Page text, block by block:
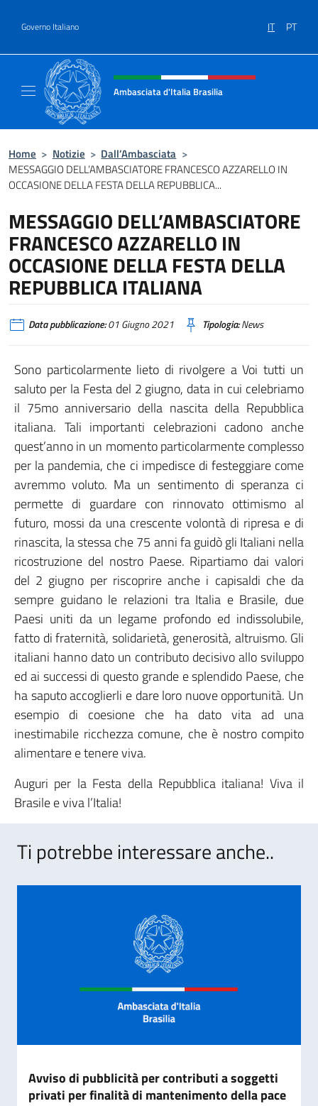
Governo Italiano IT PT
Intestazione sito, social e menù
Ambasciata d'Italia Brasilia
Home > Notizie > Dall’Ambasciata >
MESSAGGIO DELL’AMBASCIATORE FRANCESCO AZZARELLO IN
OCCASIONE DELLA FESTA DELLA REPUBBLICA...
MESSAGGIO DELL’AMBASCIATORE
FRANCESCO AZZARELLO IN
OCCASIONE DELLA FESTA DELLA
REPUBBLICA ITALIANA
Data pubblicazione:01 Giugno 2021 Tipologia:News
Sono particolarmente lieto di rivolgere a Voi tutti un
saluto per la Festa del 2 giugno, data in cui celebriamo
il 75mo anniversario della nascita della Repubblica
italiana. Tali importanti celebrazioni cadono anche
quest’anno in un momento particolarmente complesso
per la pandemia, che ci impedisce di festeggiare come
avremmo voluto. Ma un sentimento di speranza ci
permette di guardare con rinnovato ottimismo al
futuro, mossi da una crescente volontà di ripresa e di
rinascita, la stessa che 75 anni fa guidò gli Italiani nella
ricostruzione del nostro Paese. Ripartiamo dai valori
del 2 giugno per riscoprire anche i capisaldi che da
sempre guidano le relazioni tra Italia e Brasile, due
Paesi uniti da un legame profondo ed indissolubile,
fatto di fraternità, solidarietà, generosità, altruismo. Gli
italiani hanno dato un contributo decisivo allo sviluppo
ed ai successi di questo grande e splendido Paese, che
ha saputo accoglierli e dare loro nuove opportunità. Un
esempio di coesione che ha dato vita ad una
inestimabile ricchezza comune, che è nostro compito
alimentare e tenere viva.
Auguri per la Festa della Repubblica italiana! Viva il
Brasile e viva l’Italia!
Ti potrebbe interessare anche..
Avviso di pubblicità per contributi a soggetti
privati per finalità di mantenimento della pace